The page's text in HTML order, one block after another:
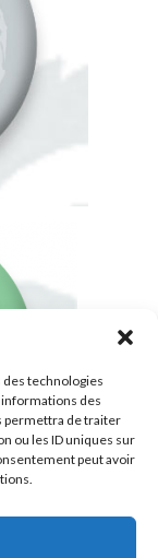
technologies
des
permettra de traiter
ou les ID uniques sur
peut avoir